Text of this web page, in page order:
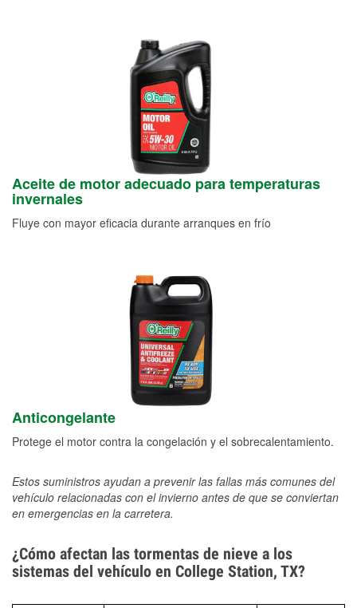
Aceite de motor adecuado para temperaturas
invernales
Fluye con mayor eficacia durante arranques en frío
Anticongelante
Protege el motor contra la congelación y el sobrecalentamiento.
Estos suministros ayudan a prevenir las fallas más comunes del
vehículo relacionadas con el invierno antes de que se conviertan
en emergencias en la carretera.
¿Cómo afectan las tormentas de nieve a los
sistemas del vehículo en College Station, TX?